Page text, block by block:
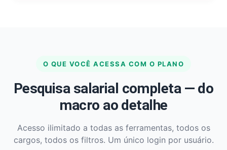
O QUE VOCÊ ACESSA COM O PLANO
Pesquisa salarial completa — do
macro ao detalhe
Acesso ilimitado a todas as ferramentas, todos os
cargos, todos os filtros. Um único login por usuário.